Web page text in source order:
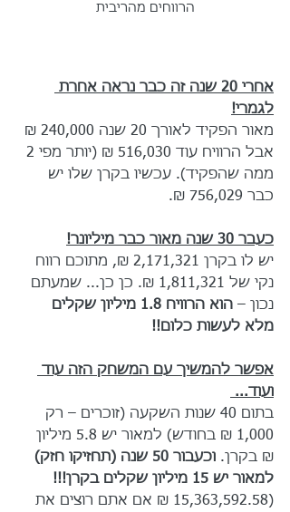
הרווחים מהריבית
אחרי 20 שנה זה כבר נראה אחרת
לגמרי!
מאור הפקיד לאורך 20 שנה 240,000 ₪
ממה שהפקיד). עכשיו בקרן שלו יש
כבר 756,029 ₪.
כעבר 30 שנה מאור כבר מיליונר!
יש לו בקרן 2,171,321 ₪, מתוכם רווח
נקי של 1,811,321 ₪. כן כן... שמעתם
נכון –
הוא הרוויח 1.8 מיליון שקלים
מלא לעשות כלום!!
אפשר להמשיך עם המשחק הזה עוד
ועוד...
בתום 40 שנות השקעה (זוכרים – רק
1,000 ₪ בחודש) למאור יש 5.8 מיליון
₪ בקרן.
וכעבור 50 שנה (תחזיקו חזק)
למאור יש 15 מיליון שקלים בקרן!!!
(15,363,592.58 ₪ אם אתם רוצים את